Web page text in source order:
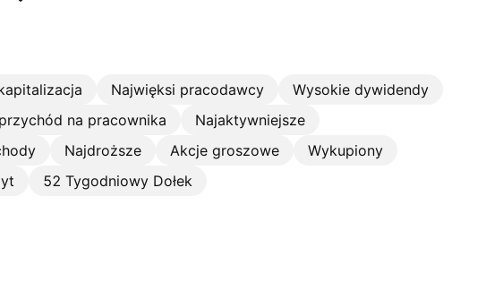
Najwięksi pracodawcy
Wysokie dywidendy
na pracownika
Najaktywniejsze
Najdroższe Akcje groszowe
Wykupiony
52 Tygodniowy Dołek